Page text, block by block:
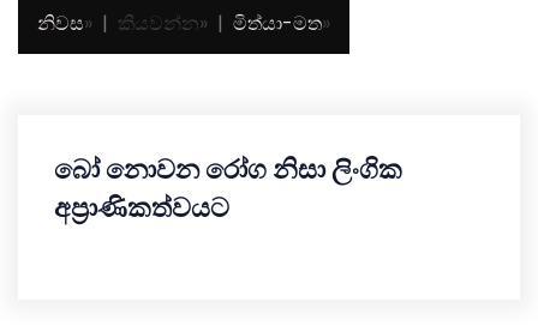
නිවස» කියවන්න» මිත්යා-මත»
බෝ නොවන රෝග නිසා ලිංගික
අප්‍රාණිකත්වයට